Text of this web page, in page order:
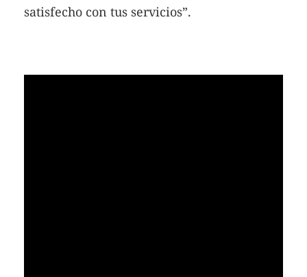
satisfecho con tus servicios”.